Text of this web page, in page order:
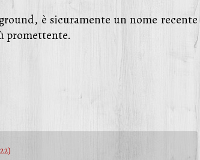
è sicuramente un nome recente
promettente.